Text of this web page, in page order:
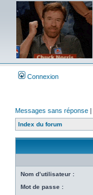
Connexion
Messages sans réponse |
Index du forum
Nom d’utilisateur :
Mot de passe :